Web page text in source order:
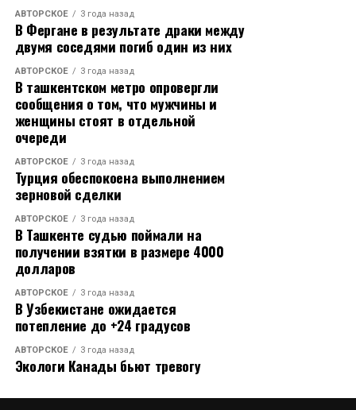
АВТОРСКОЕ 3 года назад
В Фергане в результате драки между
двумя соседями погиб один из них
АВТОРСКОЕ 3 года назад
В ташкентском метро опровергли
сообщения о том, что мужчины и
женщины стоят в отдельной
очереди
АВТОРСКОЕ 3 года назад
Турция обеспокоена выполнением
зерновой сделки
АВТОРСКОЕ 3 года назад
В Ташкенте судью поймали на
получении взятки в размере 4000
долларов
АВТОРСКОЕ 3 года назад
В Узбекистане ожидается
потепление до +24 градусов
АВТОРСКОЕ 3 года назад
Экологи Канады бьют тревогу